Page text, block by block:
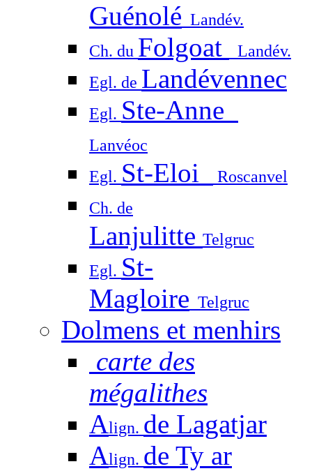
Guénolé Landév.
Ch. du Folgoat
Landév.
Egl. de Landévennec
Egl. Ste-Anne
Lanvéoc
Egl. St-Eloi
Roscanvel
Ch. de
Lanjulitte Telgruc
Egl. St-
Magloire Telgruc
Dolmens et menhirs
carte des
mégalithes
Align. de Lagatjar
Align. de Ty ar